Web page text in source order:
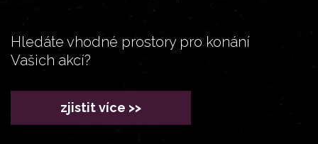
Hledáte vhodné prostory pro konání
Vašich akcí?
zjistit více >>